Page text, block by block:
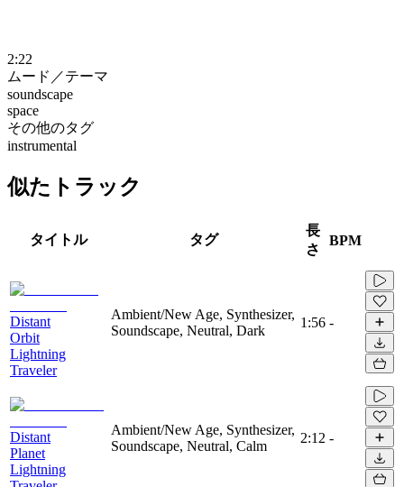
2:22
ムード／テーマ
soundscape
space
その他のタグ
instrumental
似たトラック
タイトル タグ
長
さ
BPM
Distant
Orbit
Lightning
Traveler
Ambient/New Age, Synthesizer,
Soundscape, Neutral, Dark
1:56 -
Distant
Planet
Lightning
Ambient/New Age, Synthesizer,
Soundscape, Neutral, Calm
2:12 -